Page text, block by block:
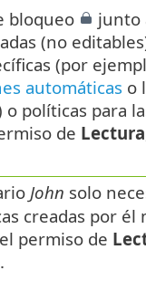
bloqueo
junto
(no
(por
automáticas o
o políticas para
de Lectura
John solo
creadas por él
permiso de
.